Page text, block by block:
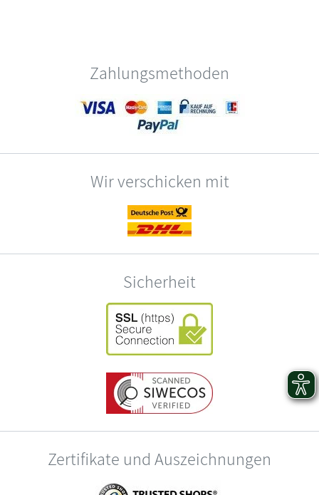
Zahlungsmethoden
Wir verschicken mit
Sicherheit
Zertifikate und Auszeichnungen